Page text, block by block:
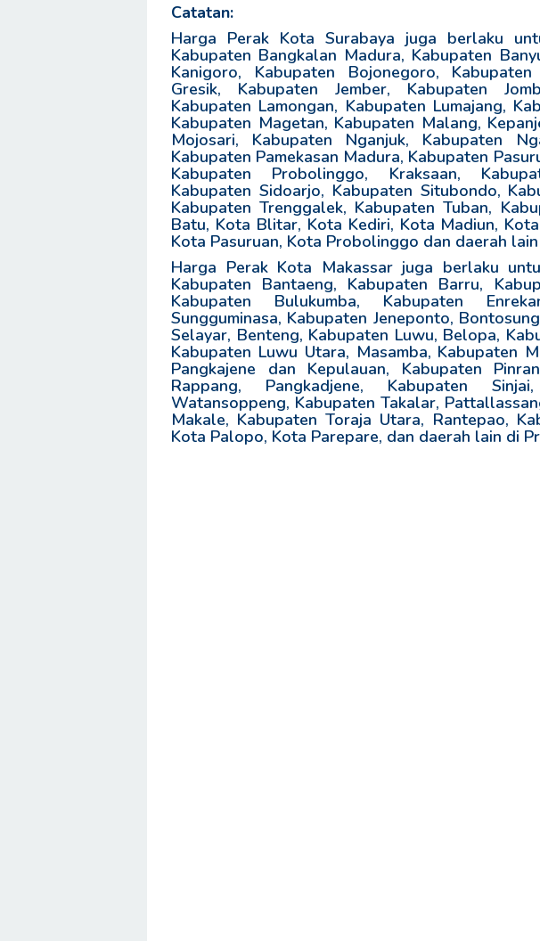
Catatan:
Harga Perak Kota Surabaya juga berlaku
Kabupaten Bangkalan Madura, Kabupaten
Kanigoro, Kabupaten Bojonegoro,
Gresik, Kabupaten Jember, Kabupaten
Kabupaten Lamongan, Kabupaten Lumajang,
Kabupaten Magetan, Kabupaten Malang,
Mojosari, Kabupaten Nganjuk, Kabupaten
Kabupaten Pamekasan Madura, Kabupaten
Kabupaten Probolinggo, Kraksaan,
Kabupaten Sidoarjo, Kabupaten Situbondo,
Kabupaten Trenggalek, Kabupaten Tuban,
Batu, Kota Blitar, Kota Kediri, Kota Madiun,
Kota Pasuruan, Kota Probolinggo dan daerah
Harga Perak Kota Makassar juga berlaku
Kabupaten Bantaeng, Kabupaten Barru,
Kabupaten Bulukumba, Kabupaten
Sungguminasa, Kabupaten Jeneponto,
Selayar, Benteng, Kabupaten Luwu, Belopa,
Kabupaten Luwu Utara, Masamba, Kabupaten
Pangkajene dan Kepulauan, Kabupaten
Rappang, Pangkadjene, Kabupaten
Watansoppeng, Kabupaten Takalar,
Makale, Kabupaten Toraja Utara, Rantepao,
Kota Palopo, Kota Parepare, dan daerah lain di